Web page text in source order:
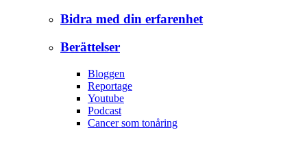
Bidra med din erfarenhet
Berättelser
Bloggen
Reportage
Youtube
Podcast
Cancer som tonåring